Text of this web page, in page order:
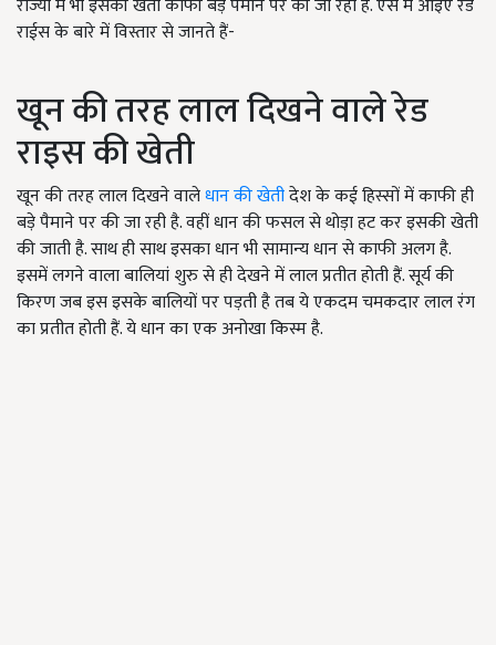
राज्यों में भी इसकी खेती काफी बड़े पैमाने पर की जा रही है. ऐसे में आइए रेड
राईस के बारे में विस्तार से जानते हैं-
खून की तरह लाल दिखने वाले रेड
राइस की खेती
खून की तरह लाल दिखने वालेधान की खेतीदेश के कई हिस्सों में काफी ही
बड़े पैमाने पर की जा रही है. वहीं धान की फसल से थोड़ा हट कर इसकी खेती
की जाती है. साथ ही साथ इसका धान भी सामान्य धान से काफी अलग है.
इसमें लगने वाला बालियां शुरु से ही देखने में लाल प्रतीत होती हैं. सूर्य की
किरण जब इस इसके बालियों पर पड़ती है तब ये एकदम चमकदार लाल रंग
का प्रतीत होती हैं. ये धान का एक अनोखा किस्म है.